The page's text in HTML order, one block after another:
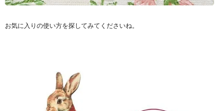
お気に入りの使い方を探してみてくださいね。